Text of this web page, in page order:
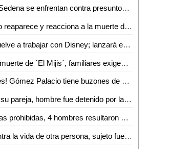
Elementos de Sedena se enfrentan contra presuntos delincuentes en Tecate, Baja California
Pato Zambrano reaparece y reacciona a la muerte de Irma Serrano, ´La Tigresa´: "era como el alma de judas"
Miley Cyrus vuelve a trabajar con Disney; lanzará especial musical en la plataforma de streaming
A un año de la muerte de ´El Mijis´, familiares exigen a gobernador de Tamaulipas esclarecer el caso
¡No te lo quedes! Gómez Palacio tiene buzones de quejas contra servidores públicos o instituciones
Por violentar a su pareja, hombre fue detenido por la Guardia Civil estatal
Por portar armas prohibidas, 4 hombres resultaron detenidos por la Guardia Civil estatal
Por atentar contra la vida de otra persona, sujeto fue detenido por la Guardia Civil estatal